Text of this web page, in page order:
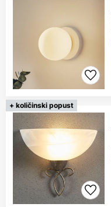
+ količinski popust